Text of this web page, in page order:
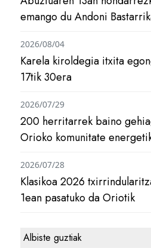
emango du Andoni
Karela kiroldegia itxita
17tik 30era
2026/08/04
200 herritarrek baino
Orioko komunitate
2026/07/29
Klasikoa 2026
1ean pasatuko da Oriotik
2026/07/28
Albiste guztiak